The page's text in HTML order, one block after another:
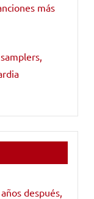
más
después,